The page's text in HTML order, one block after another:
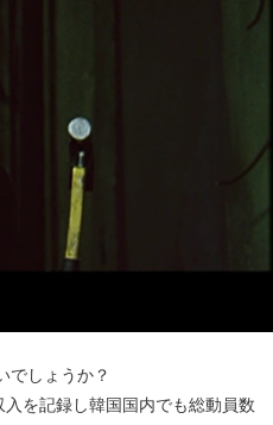
でしょうか？
を記録し韓国国内でも総動員数